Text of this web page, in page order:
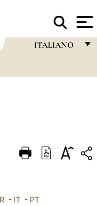
ITALIANO
DEUTSCH
العربيّة - IT - PT